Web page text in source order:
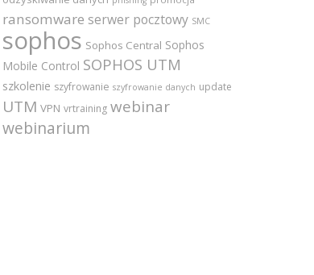
ransomware serwer pocztowy SMC
sophos Sophos Central Sophos
Mobile Control SOPHOS UTM
szkolenie szyfrowanie szyfrowanie danych update
UTM VPN vrtraining webinar
webinarium